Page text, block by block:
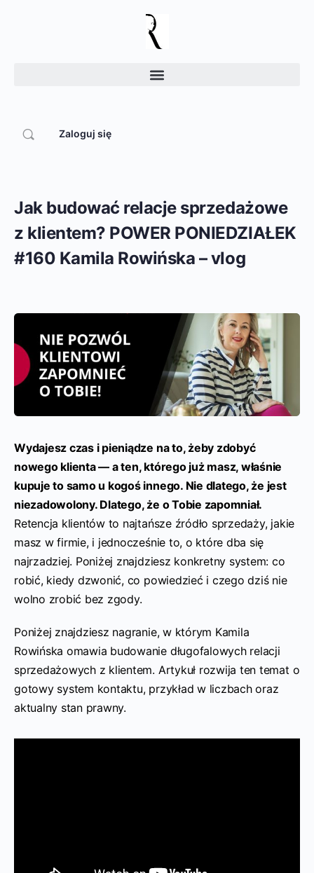
Zaloguj się
Jak budować relacje sprzedażowe
z klientem? POWER PONIEDZIAŁEK
#160 Kamila Rowińska – vlog
Wydajesz czas i pieniądze na to, żeby zdobyć
nowego klienta — a ten, którego już masz, właśnie
kupuje to samo u kogoś innego. Nie dlatego, że jest
niezadowolony. Dlatego, że o Tobie zapomniał.
Retencja klientów to najtańsze źródło sprzedaży, jakie
masz w firmie, i jednocześnie to, o które dba się
najrzadziej. Poniżej znajdziesz konkretny system: co
robić, kiedy dzwonić, co powiedzieć i czego dziś nie
wolno zrobić bez zgody.
Poniżej znajdziesz nagranie, w którym Kamila
Rowińska omawia budowanie długofalowych relacji
sprzedażowych z klientem. Artykuł rozwija ten temat o
gotowy system kontaktu, przykład w liczbach oraz
aktualny stan prawny.